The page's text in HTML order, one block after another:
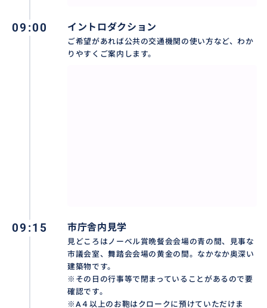
★グループガイドツアーでのみ入場できる【市庁舎】も
公認ガイドと一緒であれば、お客様のペースで御覧い
09:00 イントロダクション
ご希望があれば公共の交通機関の使い方など、わか
りやすくご案内します。
09:15 市庁舎内見学
見どころはノーベル賞晩餐会会場の青の間、見事な
市議会室、舞踏会会場の黄金の間。なかなか奥深い
建築物です。
※その日の行事等で閉まっていることがあるので要
確認です。
※A４以上のお鞄はクロークに預けていただけま